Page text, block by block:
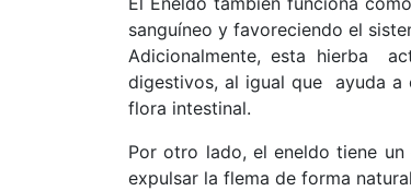
sanguíneo y favoreciendo el
Adicionalmente, esta hierba
digestivos, al igual que ayuda a
flora intestinal.
Por otro lado, el eneldo tiene
expulsar la flema de forma